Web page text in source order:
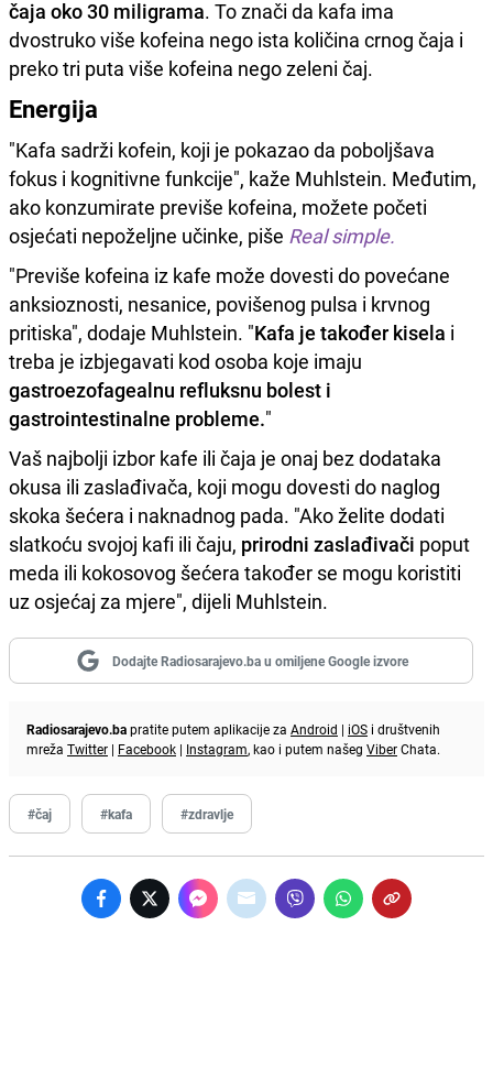
čaja oko 30 miligrama. To znači da kafa ima
dvostruko više kofeina nego ista količina crnog čaja i
preko tri puta više kofeina nego zeleni čaj.
Energija
"Kafa sadrži kofein, koji je pokazao da poboljšava
fokus i kognitivne funkcije", kaže Muhlstein. Međutim,
ako konzumirate previše kofeina, možete početi
osjećati nepoželjne učinke, piše Real simple.
"Previše kofeina iz kafe može dovesti do povećane
anksioznosti, nesanice, povišenog pulsa i krvnog
pritiska", dodaje Muhlstein. "Kafa je također kisela i
treba je izbjegavati kod osoba koje imaju
gastroezofagealnu refluksnu bolest i
gastrointestinalne probleme."
Vaš najbolji izbor kafe ili čaja je onaj bez dodataka
okusa ili zaslađivača, koji mogu dovesti do naglog
skoka šećera i naknadnog pada. "Ako želite dodati
slatkoću svojoj kafi ili čaju, prirodni zaslađivači poput
meda ili kokosovog šećera također se mogu koristiti
uz osjećaj za mjere", dijeli Muhlstein.
Dodajte Radiosarajevo.ba u omiljene Google izvore
Radiosarajevo.bapratite putem aplikacije za Android | iOS i društvenih
mreža Twitter | Facebook | Instagram, kao i putem našeg ViberChata.
#čaj #kafa #zdravlje